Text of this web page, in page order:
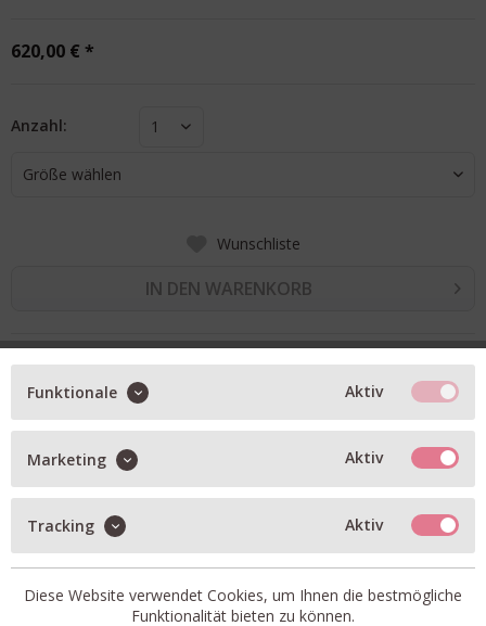
620,00 € *
Anzahl: 1
Größe wählen
Wunschliste
IN DEN WARENKORB
BESCHREIBUNG
Daunenjacke Killin in blue navy
kurz und kastig geschnitten
winder- und wasserabweisendes Material
2-Wege-Zipper
zwei seitliche Taschen mit verstecktem Druckknopf
hoher Stehkragen
Funktionale Aktiv
Marketing Aktiv
Tracking Aktiv
Diese Website verwendet Cookies, um Ihnen die bestmögliche
Funktionalität bieten zu können.